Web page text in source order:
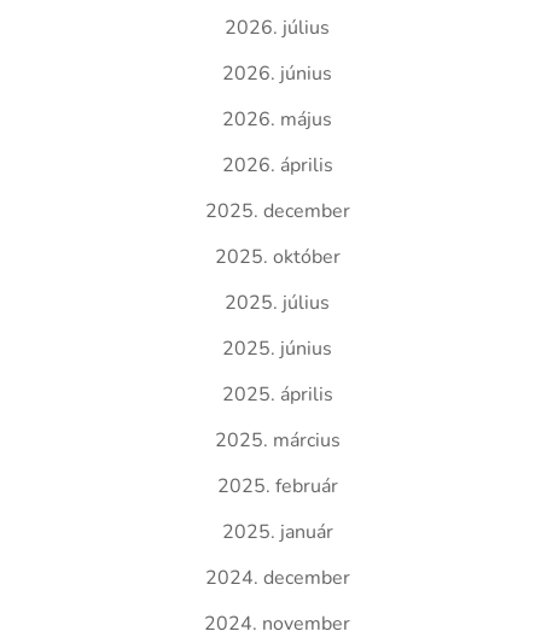
2026. július
2026. június
2026. május
2026. április
2025. december
2025. október
2025. július
2025. június
2025. április
2025. március
2025. február
2025. január
2024. december
2024. november